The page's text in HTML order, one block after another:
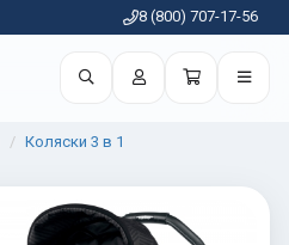
8 (800) 707-17-56
Коляски 3 в 1